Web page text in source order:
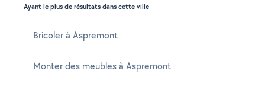
Ayant le plus de résultats dans cette ville
Bricoler à Aspremont
Monter des meubles à Aspremont